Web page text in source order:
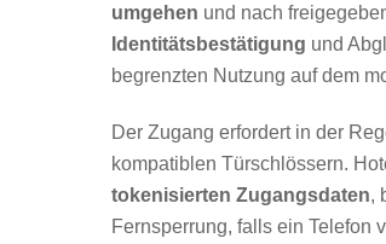
umgehen und nach
Identitätsbestätigung und
begrenzten Nutzung auf dem
Der Zugang erfordert in der
kompatiblen Türschlössern.
tokenisierten Zugangsdaten,
Fernsperrung, falls ein Telefon